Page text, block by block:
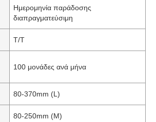
Ημερομηνία παράδοσης
διαπραγματεύσιμη
Τ/Τ
100 μονάδες ανά μήνα
80-370mm (L)
80-250mm (M)